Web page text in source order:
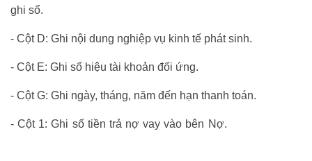
ghi sổ.
- Cột D: Ghi nội dung nghiệp vụ kinh tế phát sinh.
- Cột E: Ghi số hiệu tài khoản đối ứng.
- Cột G: Ghi ngày, tháng, năm đến hạn thanh toán.
- Cột 1: Ghi số tiền trả nợ vay vào bên Nợ.